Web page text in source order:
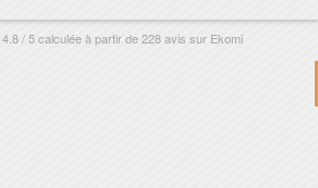
4.8/5calculée à partir de228avis sur Ekomi